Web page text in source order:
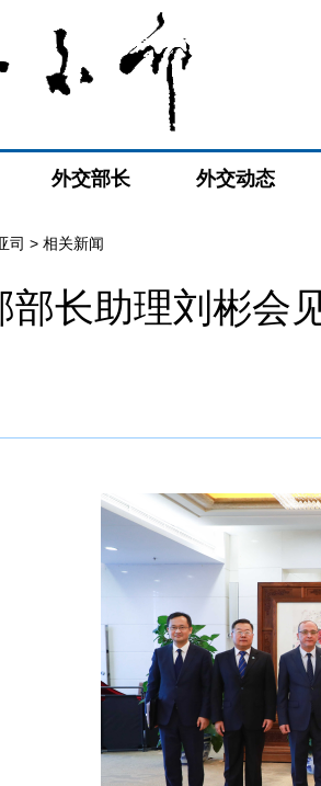
外交部长 外交动态
司 > 相关新闻
部长助理刘彬会